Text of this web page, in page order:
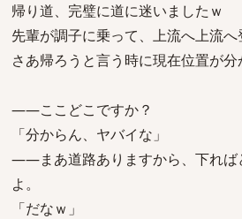
帰り道、完璧に道に迷いましたｗ
先輩が調子に乗って、上流へ上流へ
さあ帰ろうと言う時に現在位置が分
――ここどこですか？
「分からん、ヤバイな」
――まあ道路ありますから、下れば
よ。
「だなｗ」